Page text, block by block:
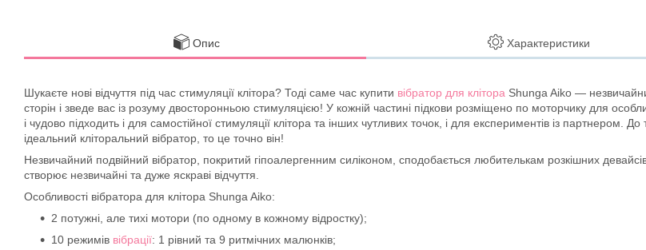
Опис Характеристики
Шукаєте нові відчуття під час стимуляції клітора? Тоді саме час купити вібратор для клітора Shunga Aiko —
сторін і зведе вас із розуму двосторонньою стимуляцією! У кожній частині підкови розміщено по моторчику для
і чудово підходить і для самостійної стимуляції клітора та інших чутливих точок, і для експериментів із
ідеальний кліторальний вібратор, то це точно він!
Незвичайний подвійний вібратор, покритий гіпоалергенним силіконом, сподобається любителькам розкішних
створює незвичайні та дуже яскраві відчуття.
Особливості вібратора для клітора Shunga Aiko:
2 потужні, але тихі мотори (по одному в кожному відростку);
10 режимів вібрації: 1 рівний та 9 ритмічних малюнків;